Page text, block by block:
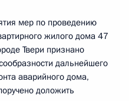
мер по проведению
жилого дома 47
Твери признано
дальнейшего
аварийного дома,
доложить